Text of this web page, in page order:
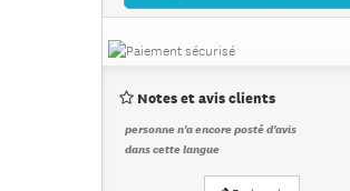
Notes et avis clients
personne n'a encore posté d'avis
dans cette langue